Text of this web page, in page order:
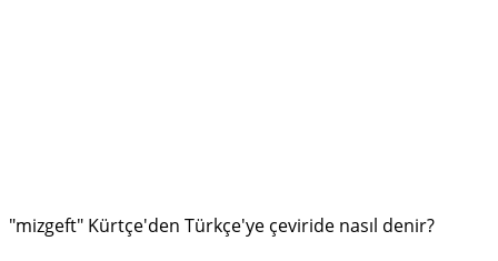
"mizgeft" Kürtçe'den Türkçe'ye çeviride nasıl denir?